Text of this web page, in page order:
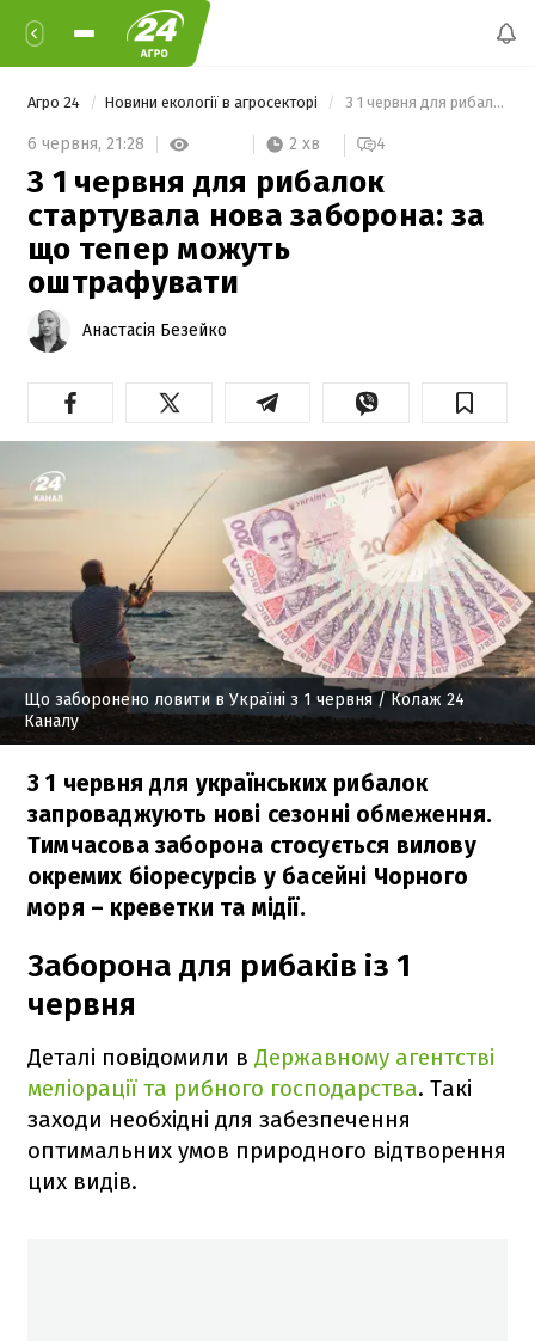
Агро 24 Новини екології в агросекторі З 1 червня для рибалок стартувала нова заборона: за що тепер можуть оштрафувати
6 червня, 21:28 2 хв 4
З 1 червня для рибалок
стартувала нова заборона: за
що тепер можуть
оштрафувати
Анастасія Безейко
Що заборонено ловити в Україні з 1 червня/ Колаж 24
Каналу
З 1 червня для українських рибалок
запроваджують нові сезонні обмеження.
Тимчасова заборона стосується вилову
окремих біоресурсів у басейні Чорного
моря – креветки та мідії.
Заборона для рибаків із 1
червня
Деталі повідомили в Державному агентстві
меліорації та рибного господарства. Такі
заходи необхідні для забезпечення
оптимальних умов природного відтворення
цих видів.